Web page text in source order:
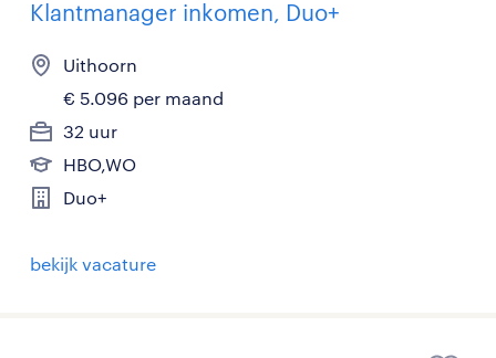
Klantmanager inkomen, Duo+
Uithoorn
€ 5.096 per maand
32 uur
HBO,WO
Duo+
bekijk vacature